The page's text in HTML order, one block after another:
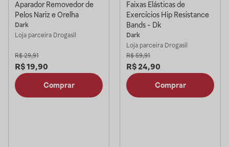
Aparador Removedor de
Pelos Nariz e Orelha
Dark
Loja parceira Drogasil
R$ 29,91
R$19,90
Comprar
Faixas Elásticas de
Exercícios Hip Resistance
Bands - Dk
Dark
Loja parceira Drogasil
R$ 59,91
R$ 24,90
Comprar